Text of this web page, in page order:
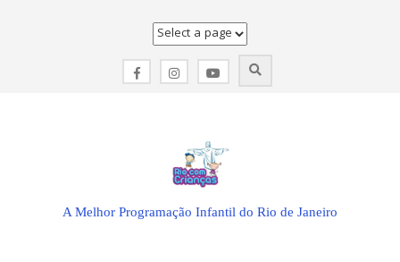
A Melhor Programação Infantil do Rio de Janeiro